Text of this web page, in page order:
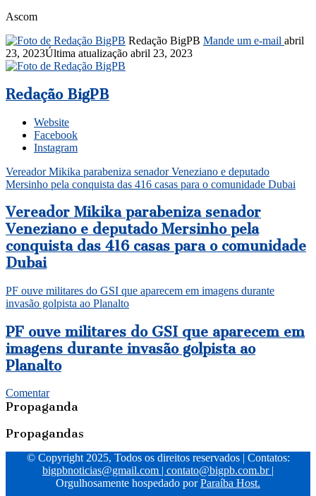
Ascom
Redação BigPB Mande um e-mail abril
23, 2023Última atualização abril 23, 2023
Redação BigPB
Website
Facebook
Instagram
Vereador Mikika parabeniza senador Veneziano e deputado
Mersinho pela conquista das 416 casas para o comunidade Dubai
Vereador Mikika parabeniza senador
Veneziano e deputado Mersinho pela
conquista das 416 casas para o comunidade
Dubai
PF ouve militares do GSI que aparecem em imagens durante
invasão golpista ao Planalto
PF ouve militares do GSI que aparecem em
imagens durante invasão golpista ao
Planalto
Comentar
Propaganda
Propagandas
© Copyright 2025, Todos os direitos reservados | Contatos:
bigpbnoticias@gmail.com
contato@bigpb.com.br
Orgulhosamente hospedado porParaíba Host.